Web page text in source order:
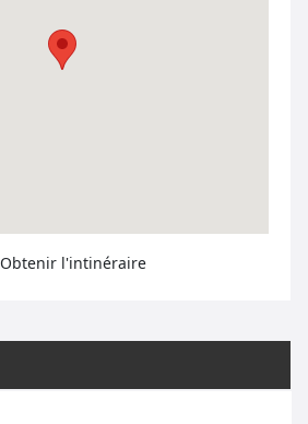
Obtenir l'intinéraire